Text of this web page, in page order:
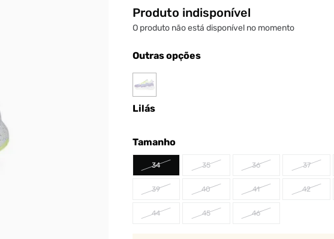
Produto indisponível
O produto não está disponível no momento
Outras opções
Lilás
Tamanho
34 35 36 37
39 40 41 42
44 45 46